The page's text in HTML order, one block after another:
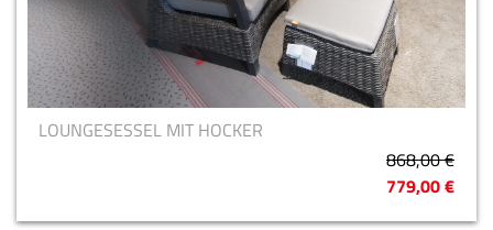
LOUNGESESSEL MIT HOCKER
868,00 €
779,00 €